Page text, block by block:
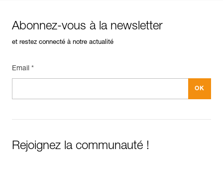
Abonnez-vous à la newsletter
et restez connecté à notre actualité
Email *
Rejoignez la communauté !